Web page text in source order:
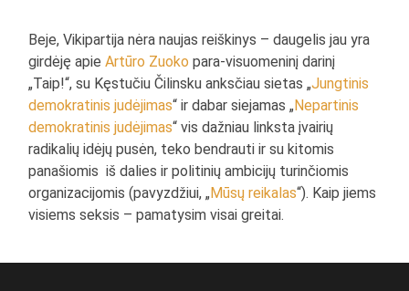
Beje, Vikipartija nėra naujas reiškinys – daugelis jau yra
girdėję apieArtūro Zuoko para-visuomeninį darinį
„Taip!“, su Kęstučiu Čilinsku anksčiau sietas „Jungtinis
demokratinis judėjimas“ ir dabar siejamas „Nepartinis
demokratinis judėjimas“ vis dažniau linksta įvairių
radikalių idėjų pusėn, teko bendrauti ir su kitomis
panašiomis iš dalies ir politinių ambicijų turinčiomis
organizacijomis (pavyzdžiui, „Mūsų reikalas“). Kaip jiems
visiems seksis – pamatysim visai greitai.